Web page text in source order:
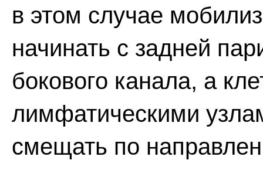
в этом случае
начинать с задней
бокового канала, а
лимфатическими
смещать по